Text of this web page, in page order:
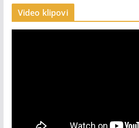
Video klipovi